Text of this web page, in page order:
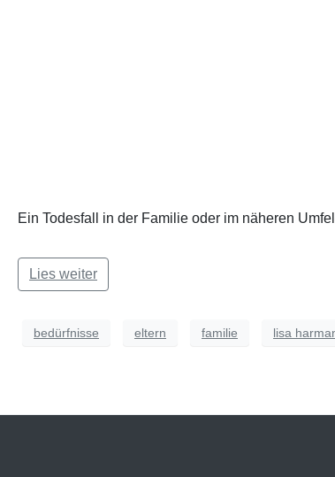
Ein Todesfall in der Familie oder im näheren
Lies weiter
bedürfnisse eltern familie lisa